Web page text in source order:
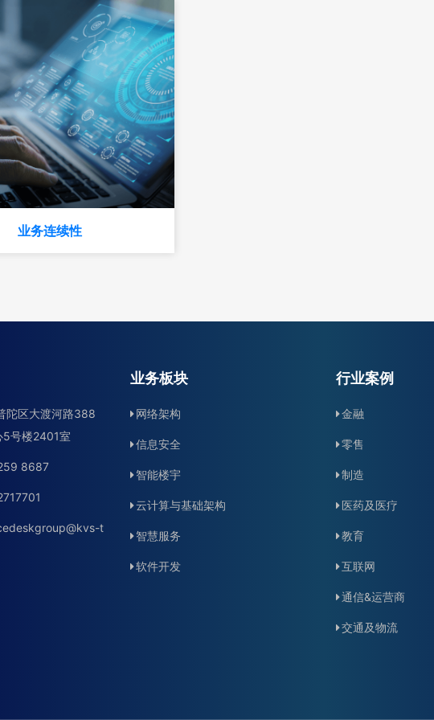
业务连续性
陀区大渡河路388
5号楼2401室
8687
t
业务板块
网络架构
信息安全
智能楼宇
云计算与基础架构
智慧服务
软件开发
行业案例
金融
零售
制造
医药及医疗
教育
互联网
通信&运营商
交通及物流